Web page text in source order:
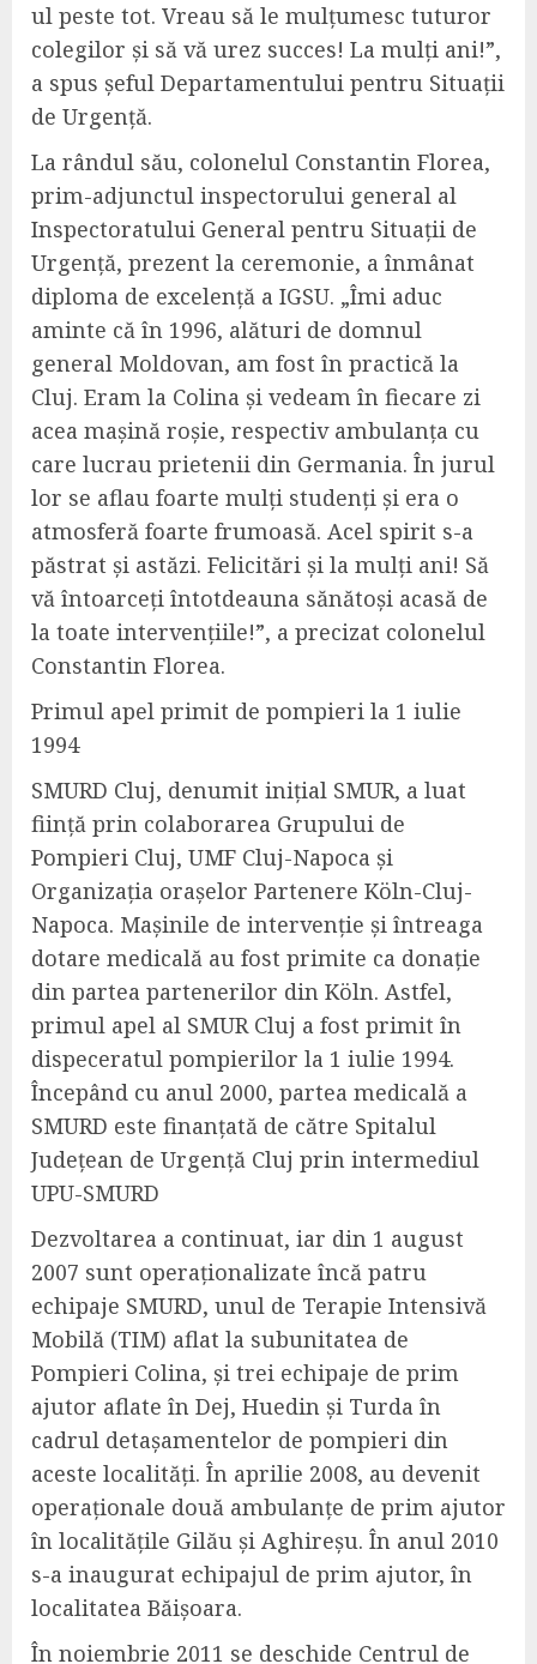
ul peste tot. Vreau să le mulțumesc tuturor
colegilor și să vă urez succes! La mulți ani!”,
a spus șeful Departamentului pentru Situații
de Urgență.
La rândul său, colonelul Constantin Florea,
prim-adjunctul inspectorului general al
Inspectoratului General pentru Situații de
Urgență, prezent la ceremonie, a înmânat
diploma de excelență a IGSU. „Îmi aduc
aminte că în 1996, alături de domnul
general Moldovan, am fost în practică la
Cluj. Eram la Colina și vedeam în fiecare zi
acea mașină roșie, respectiv ambulanța cu
care lucrau prietenii din Germania. În jurul
lor se aflau foarte mulți studenți și era o
atmosferă foarte frumoasă. Acel spirit s-a
păstrat și astăzi. Felicitări și la mulți ani! Să
vă întoarceți întotdeauna sănătoși acasă de
la toate intervențiile!”, a precizat colonelul
Constantin Florea.
Primul apel primit de pompieri la 1 iulie
1994
SMURD Cluj, denumit inițial SMUR, a luat
ființă prin colaborarea Grupului de
Pompieri Cluj, UMF Cluj-Napoca și
Organizația orașelor Partenere Köln-Cluj-
Napoca. Mașinile de intervenție și întreaga
dotare medicală au fost primite ca donație
din partea partenerilor din Köln. Astfel,
primul apel al SMUR Cluj a fost primit în
dispeceratul pompierilor la 1 iulie 1994.
Începând cu anul 2000, partea medicală a
SMURD este finanțată de către Spitalul
Județean de Urgență Cluj prin intermediul
UPU-SMURD
Dezvoltarea a continuat, iar din 1 august
2007 sunt operaționalizate încă patru
echipaje SMURD, unul de Terapie Intensivă
Mobilă (TIM) aflat la subunitatea de
Pompieri Colina, și trei echipaje de prim
ajutor aflate în Dej, Huedin și Turda în
cadrul detașamentelor de pompieri din
aceste localități. În aprilie 2008, au devenit
operaționale două ambulanțe de prim ajutor
în localitățile Gilău și Aghireșu. În anul 2010
s-a inaugurat echipajul de prim ajutor, în
localitatea Băișoara.
În noiembrie 2011 se deschide Centrul de